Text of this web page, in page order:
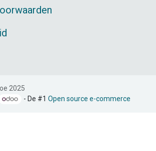
2025
- De #1Open source e-commerce